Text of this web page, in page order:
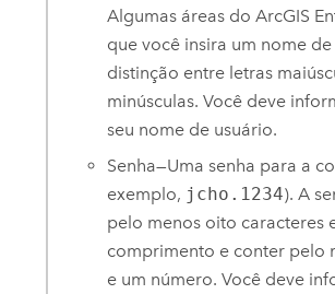
Algumas áreas doArcGIS
que você insira um nome
distinção entre letras
minúsculas. Você deve
seu nome de usuário.
Senha—Uma senha para a
exemplo, jcho.1234). A
pelo menos oito caracteres
comprimento e conter pelo
e um número. Você deve